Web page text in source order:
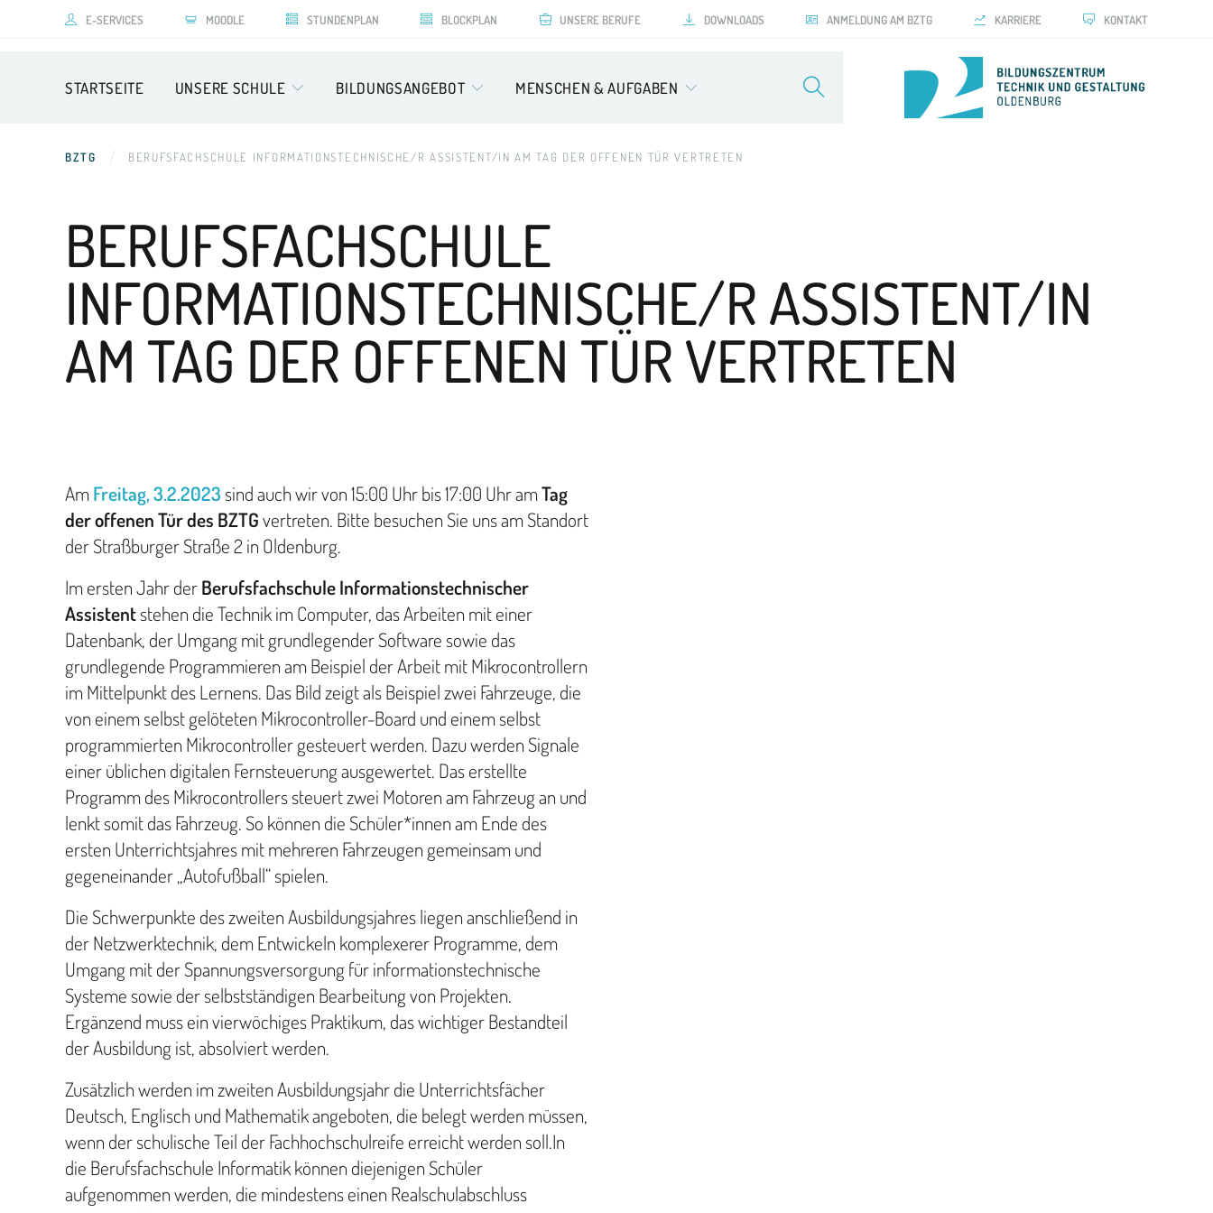
E-SERVICES MOODLE STUNDENPLAN BLOCKPLAN UNSERE BERUFE DOWNLOADS ANMELDUNG AM BZTG KARRIERE KONTAKT
STARTSEITE UNSERE SCHULE BILDUNGSANGEBOT MENSCHEN & AUFGABEN
BZTG BERUFSFACHSCHULE INFORMATIONSTECHNISCHE/R ASSISTENT/IN AM TAG DER OFFENEN TÜR VERTRETEN
BERUFSFACHSCHULE
INFORMATIONSTECHNISCHE/R ASSISTENT/IN
AM TAG DER OFFENEN TÜR VERTRETEN
AmFreitag, 3.2.2023sind auch wir von 15:00 Uhr bis 17:00 Uhr amTag
der offenen Tür des BZTGvertreten. Bitte besuchen Sie uns am Standort
der Straßburger Straße 2 in Oldenburg.
Im ersten Jahr derBerufsfachschule Informationstechnischer
Assistentstehen die Technik im Computer, das Arbeiten mit einer
Datenbank, der Umgang mit grundlegender Software sowie das
grundlegende Programmieren am Beispiel der Arbeit mit Mikrocontrollern
im Mittelpunkt des Lernens. Das Bild zeigt als Beispiel zwei Fahrzeuge, die
von einem selbst gelöteten Mikrocontroller-Board und einem selbst
programmierten Mikrocontroller gesteuert werden. Dazu werden Signale
einer üblichen digitalen Fernsteuerung ausgewertet. Das erstellte
Programm des Mikrocontrollers steuert zwei Motoren am Fahrzeug an und
lenkt somit das Fahrzeug. So können die Schüler*innen am Ende des
ersten Unterrichtsjahres mit mehreren Fahrzeugen gemeinsam und
gegeneinander „Autofußball“ spielen.
Die Schwerpunkte des zweiten Ausbildungsjahres liegen anschließend in
der Netzwerktechnik, dem Entwickeln komplexerer Programme, dem
Umgang mit der Spannungsversorgung für informationstechnische
Systeme sowie der selbstständigen Bearbeitung von Projekten.
Ergänzend muss ein vierwöchiges Praktikum, das wichtiger Bestandteil
der Ausbildung ist, absolviert werden.
Zusätzlich werden im zweiten Ausbildungsjahr die Unterrichtsfächer
Deutsch, Englisch und Mathematik angeboten, die belegt werden müssen,
wenn der schulische Teil der Fachhochschulreife erreicht werden soll.In
die Berufsfachschule Informatik können diejenigen Schüler
aufgenommen werden, die mindestens einen Realschulabschluss